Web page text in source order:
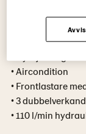
• Steglös
• 133 hk
• Aircondition
• Frontlastare
• 3
• 110 l/min